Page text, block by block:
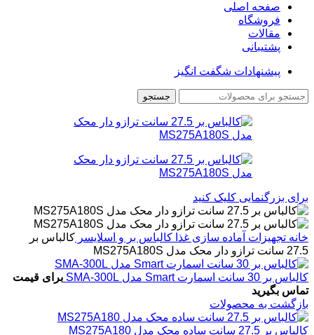
صفحه اصلی
فروشگاه
مقالات
پشتیبانی
پیشنهادات شگفت انگیز
جستجو
برای بزرگنمایی کلیک کنید
خانه تجهیزات آماده سازی غذا کالباس بر و اسلایسر کالباس بر
27.5 سانت ترازو دار محک مدل MS275A180S
کالباس بر 30 سانت اسمارت Smart مدل SMA-300L
برای قیمت
تماس بگیرید
بازگشت به محصولات
کالباس بر 27.5 سانت ساده محک مدل MS275A180